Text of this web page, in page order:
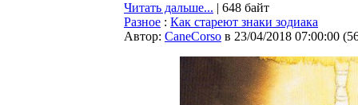
Читать дальше... | 648 байт
Разное : Как стареют знаки зодиака
Автор: CaneCorso в 23/04/2018 07:00:00 (